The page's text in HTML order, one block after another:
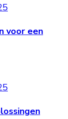
voor een